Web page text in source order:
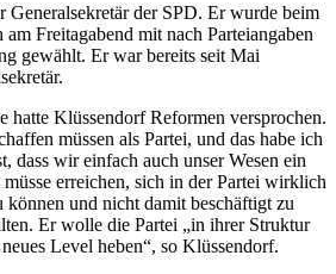
Generalsekretär der SPD. Er wurde beim
Freitagabend mit nach Parteiangaben
gewählt. Er war bereits seit Mai
hatte Klüssendorf Reformen versprochen.
müssen als Partei, und das habe ich
dass wir einfach auch unser Wesen ein
erreichen, sich in der Partei wirklich
können und nicht damit beschäftigt zu
Er wolle die Partei „in ihrer Struktur
Level heben“, so Klüssendorf.